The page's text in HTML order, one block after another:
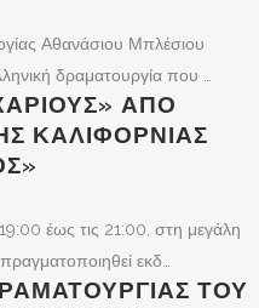
Αθανάσιου Μπλέσιου
δραματουργία που …
ΑΠΌ
ΚΑΛΙΦΌΡΝΙΑΣ
έως τις 21:00, στη μεγάλη
εκδ…
ΤΟΥ